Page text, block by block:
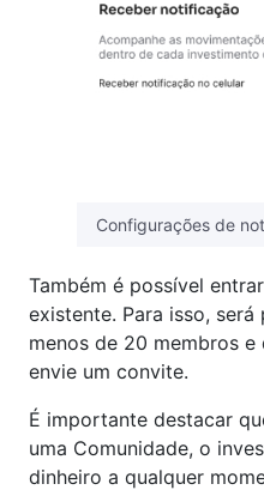
Configurações de
Também é possível
existente. Para isso,
menos de 20 membros
envie um convite.
É importante destacar
uma Comunidade, o
dinheiro a qualquer